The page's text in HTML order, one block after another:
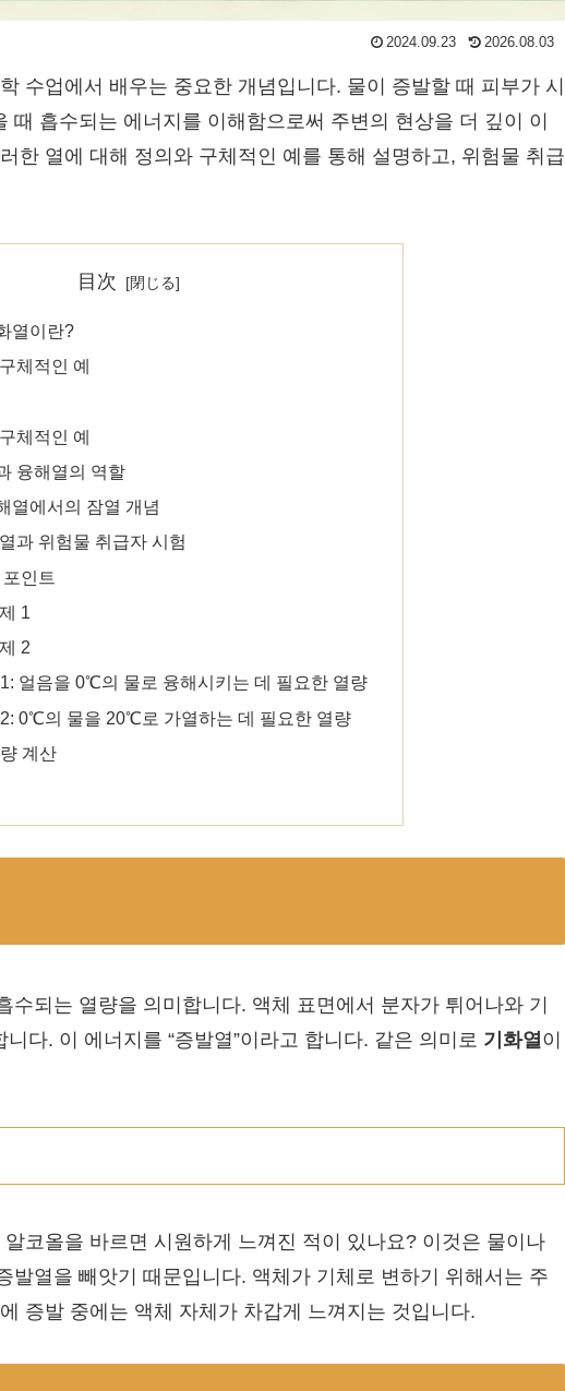
2024.09.23 2026.08.03
수업에서 배우는 중요한 개념입니다. 물이 증발할 때 피부가 시
때 흡수되는 에너지를 이해함으로써 주변의 현상을 더 깊이 이
한 열에 대해 정의와 구체적인 예를 통해 설명하고, 위험물 취급
目次
열이란?
체적인 예
체적인 예
융해열의 역할
열에서의 잠열 개념
과 위험물 취급자 시험
인트
1
2
얼음을 0℃의 물로 융해시키는 데 필요한 열량
0℃의 물을 20℃로 가열하는 데 필요한 열량
계산
수되는 열량을 의미합니다. 액체 표면에서 분자가 튀어나와 기
다. 이 에너지를 “증발열”이라고 합니다. 같은 의미로 기화열이
코올을 바르면 시원하게 느껴진 적이 있나요? 이것은 물이나
발열을 빼앗기 때문입니다. 액체가 기체로 변하기 위해서는 주
증발 중에는 액체 자체가 차갑게 느껴지는 것입니다.